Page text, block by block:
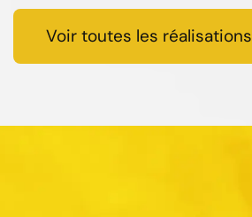
Voir toutes les réalisations